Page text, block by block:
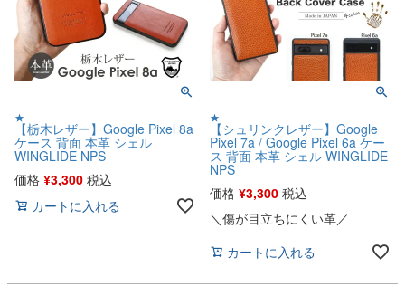
★
【栃木レザー】Google Pixel 8a
ケース 背面 本革 シェル
WINGLIDE NPS
価格 ¥3,300 税込
カートに入れる
★
【シュリンクレザー】Google
Pixel 7a / Google Pixel 6a ケー
ス 背面 本革 シェル WINGLIDE
NPS
価格 ¥3,300 税込
＼傷が目立ちにくい革／
カートに入れる